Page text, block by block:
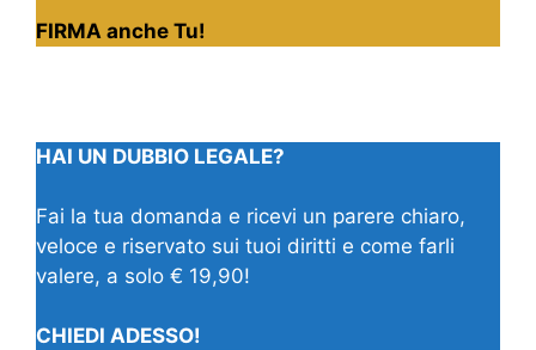
FIRMA anche Tu!
HAI UN DUBBIO LEGALE?
Fai la tua domanda e ricevi un parere chiaro,
veloce e riservato sui tuoi diritti e come farli
valere, a solo € 19,90!
CHIEDI ADESSO!